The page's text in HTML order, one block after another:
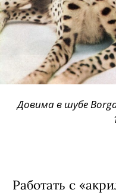
Довима в шубе
Работать с